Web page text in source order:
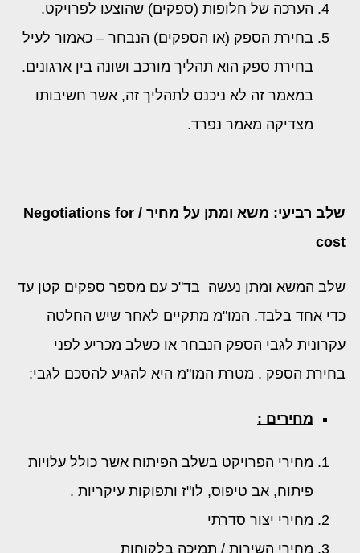
הערכה של חלופות (ספקים) שהוצעו לפרויקט.
בחירת הספק (או הספקים) הנבחר – כאמור לעיל
בחירת ספק הוא תהליך מורכב ושונה בין ארגונים.
במאמר זה לא ניכנס לתהליך זה, אשר חשיבותו
מצדיקה מאמר נפרד.
שלב רביעי: משא ומתן על מחיר / Negotiations for
cost
שלב המשא ומתן נעשה בד"כ עם מספר ספקים קטן עד
כדי אחד בלבד. המו"מ מתקיים לאחר שיש החלטה
עקרונית לגבי הספק הנבחר או כשלב מכריע לפני
בחירת הספק . מטרת המו"מ היא להגיע להסכם לגבי:
מחירים :
מחירי הפרויקט בשלב הפיתוח אשר כולל עלויות
פיתוח, אב טיפוס, לו"ז ותפוקות עיקריות .
מחירי יצור סדרתי
מחירי השירות / תמיכה בלקוחות